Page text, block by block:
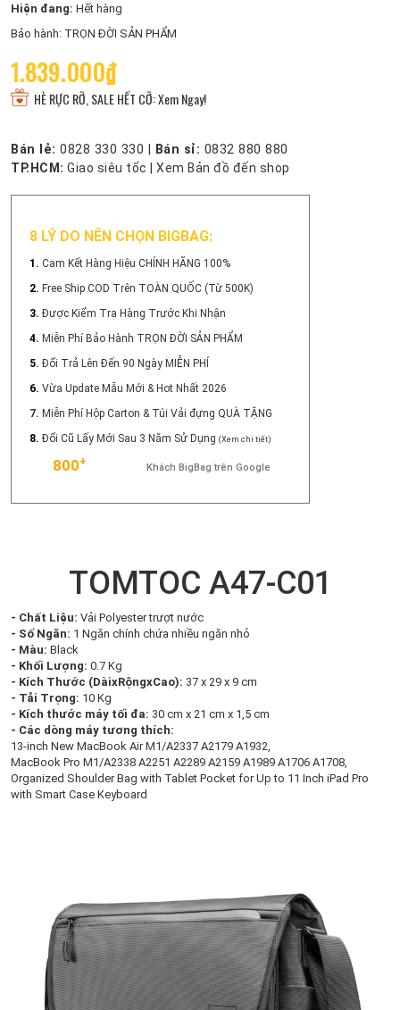
Hiện đang: Hết hàng
Bảo hành: TRỌN ĐỜI SẢN PHẨM
1.839.000₫
HÈ RỰC RỠ, SALE HẾT CỠ: Xem Ngay!
Bán lẻ: 0828 330 330 Bán sỉ: 0832 880 880
TP.HCM: Giao siêu tốc Xem Bản đồ đến shop
8 LÝ DO NÊN CHỌN BIGBAG:
1. Cam Kết Hàng Hiệu CHÍNH HÃNG 100%
2. Free Ship COD Trên TOÀN QUỐC (Từ 500K)
3. Được Kiểm Tra Hàng Trước Khi Nhận
4. Miễn Phí Bảo Hành TRỌN ĐỜI SẢN PHẨM
5. Đổi Trả Lên Đến 90 Ngày MIỄN PHÍ
6. Vừa Update Mẫu Mới & Hot Nhất 2026
7. Miễn Phí Hộp Carton & Túi Vải đựng QUÀ TẶNG
8. Đổi Cũ Lấy Mới Sau 3 Năm Sử Dụng (Xem chi tiết)
800+ Khách BigBag trên Google
TOMTOC A47-C01
- Chất Liệu: Vải Polyester trượt nước
- Số Ngăn: 1 Ngăn chính chứa nhiều ngăn nhỏ
- Màu: Black
- Khối Lượng: 0.7 Kg
- Kích Thước (DàixRộngxCao): 37 x 29 x 9 cm
- Tải Trọng: 10 Kg
- Kích thước máy tối đa: 30 cm x 21 cm x 1,5 cm
- Các dòng máy tương thích:
13-inch New MacBook Air M1/A2337 A2179 A1932,
MacBook Pro M1/A2338 A2251 A2289 A2159 A1989 A1706 A1708,
Organized Shoulder Bag with Tablet Pocket for Up to 11 Inch iPad Pro
with Smart Case Keyboard